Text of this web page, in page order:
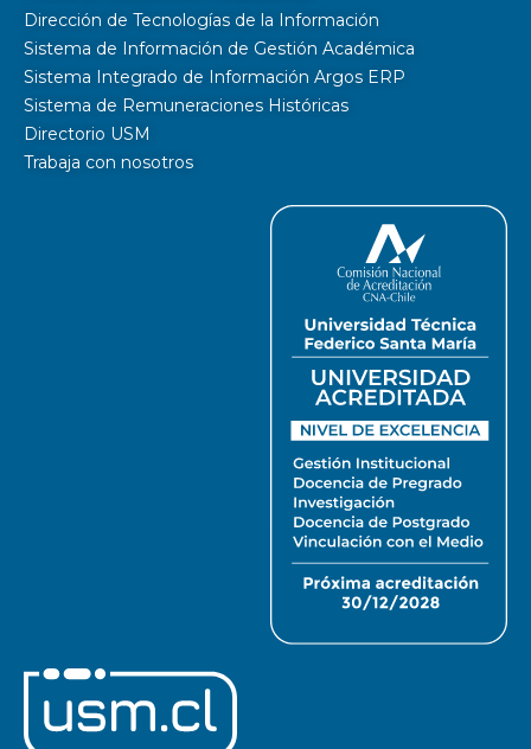
Dirección de Tecnologías de la Información
Sistema de Información de Gestión Académica
Sistema Integrado de Información Argos ERP
Sistema de Remuneraciones Históricas
Directorio USM
Trabaja con nosotros